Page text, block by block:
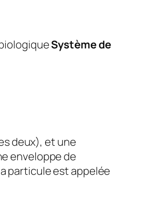
Système de
deux), et une
enveloppe de
particule est appelée